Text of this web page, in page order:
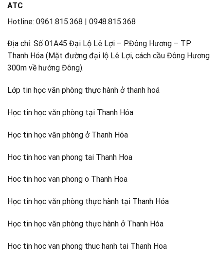
ATC
Hotline: 0961.815.368 | 0948.815.368
Địa chỉ: Số 01A45 Đại Lộ Lê Lợi – P.Đông Hương – TP
Thanh Hóa (Mặt đường đại lộ Lê Lợi, cách cầu Đông Hương
300m về hướng Đông).
Lớp tin học văn phòng thực hành ở thanh hoá
Học tin học văn phòng tại Thanh Hóa
Học tin học văn phòng ở Thanh Hóa
Hoc tin hoc van phong tai Thanh Hoa
Hoc tin hoc van phong o Thanh Hoa
Học tin học văn phòng thực hành tại Thanh Hóa
Học tin học văn phòng thực hành ở Thanh Hóa
Hoc tin hoc van phong thuc hanh tai Thanh Hoa